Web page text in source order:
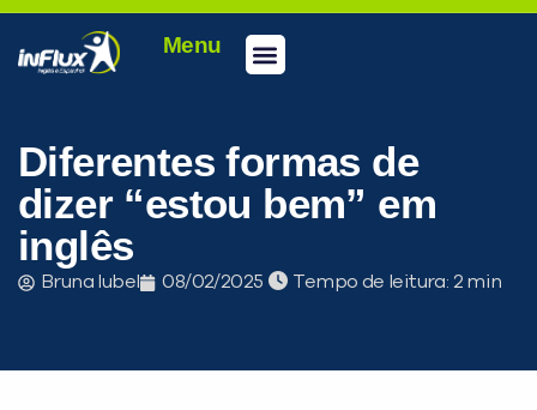
Menu
Diferentes formas de
dizer “estou bem” em
inglês
Bruna Iubel 08/02/2025 Tempo de leitura: